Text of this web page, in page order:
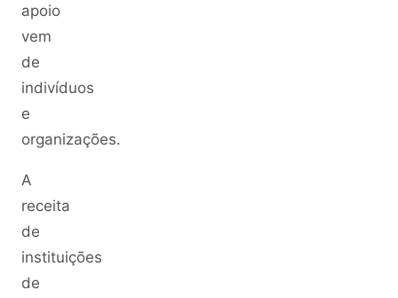
apoio
vem
de
indivíduos
e
organizações.
A
receita
de
instituições
de